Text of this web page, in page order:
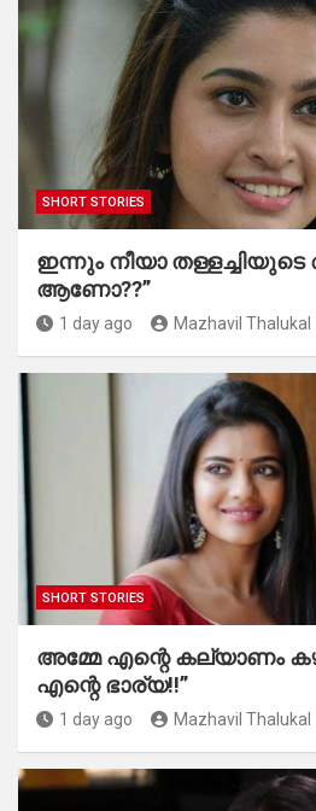
SHORT STORIES
ഇന്നും നീയാ
ആണോ??”
1 day ago Mazhavil Thalukal
SHORT STORIES
അമ്മേ എന്റെ കല്യാണം
എന്റെ ഭാര്യ!!”
1 day ago Mazhavil Thalukal